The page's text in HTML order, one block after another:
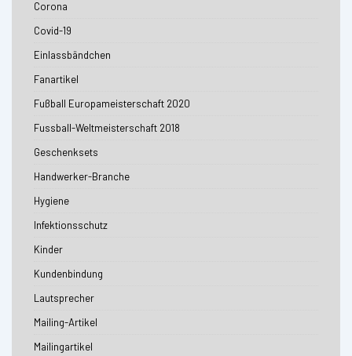
Corona
Covid-19
Einlassbändchen
Fanartikel
Fußball Europameisterschaft 2020
Fussball-Weltmeisterschaft 2018
Geschenksets
Handwerker-Branche
Hygiene
Infektionsschutz
Kinder
Kundenbindung
Lautsprecher
Mailing-Artikel
Mailingartikel